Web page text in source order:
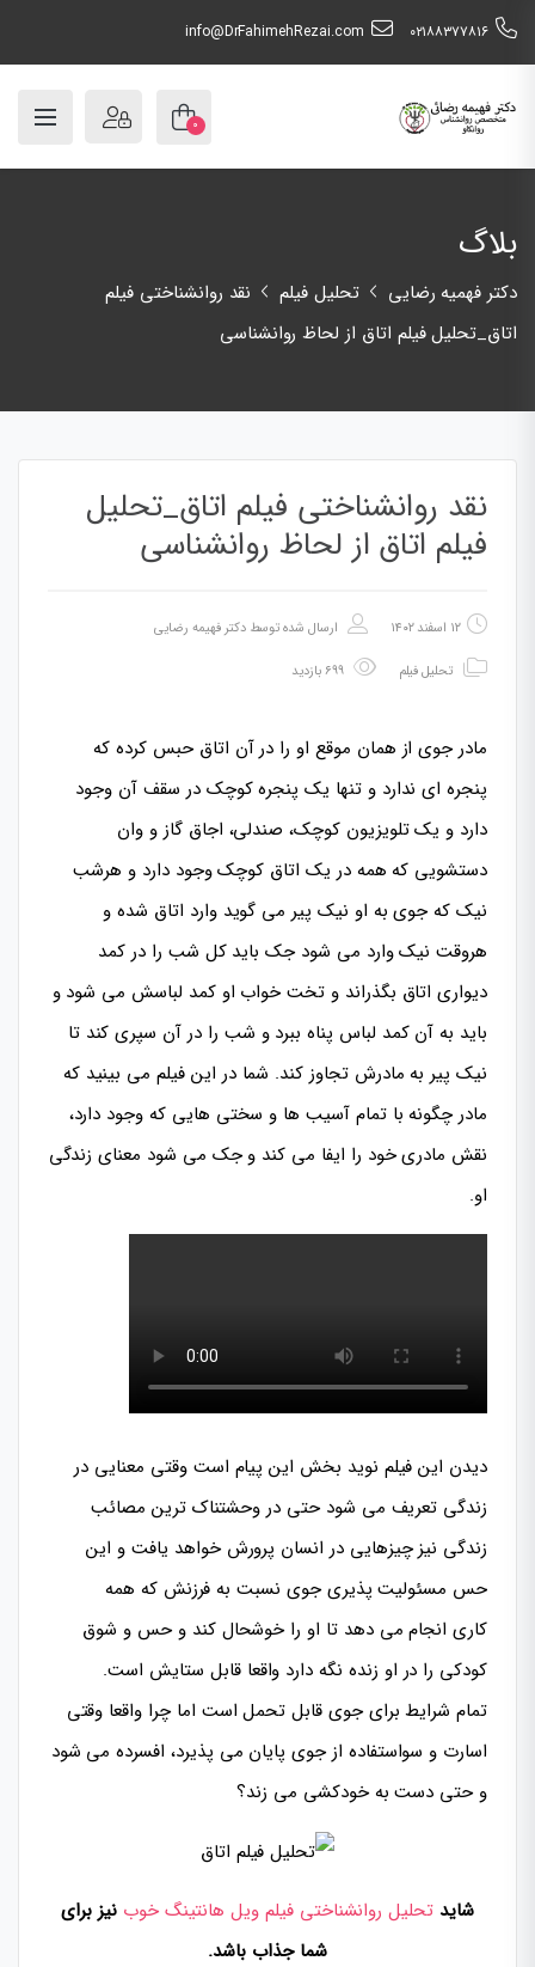
٠٢١٨٨٣٧٧٨١٦ info@DrFahimehRezai.com
۰
بلاگ
دکتر فهمیه رضایی تحلیل فیلم
نقد روانشناختی فیلم
اتاق_تحلیل فیلم اتاق از لحاظ روانشناسی
نقد روانشناختی فیلم اتاق_تحلیل
فیلم اتاق از لحاظ روانشناسی
۱۲ اسفند ۱۴۰۲ ارسال شده توسطدکتر فهیمه رضایی
تحلیل فیلم ۶۹۹ بازدید
مادر جوی از همان موقع او را در آن اتاق حبس کرده که
پنجره ای ندارد و تنها یک پنجره کوچک در سقف آن وجود
دارد و یک تلویزیون کوچک، صندلی، اجاق گاز و وان
دستشویی که همه در یک اتاق کوچک وجود دارد و هرشب
نیک که جوی به او نیک پیر می گوید وارد اتاق شده و
هروقت نیک وارد می شود جک باید کل شب را در کمد
دیواری اتاق بگذراند و تخت خواب او کمد لباسش می شود و
باید به آن کمد لباس پناه ببرد و شب را در آن سپری کند تا
نیک پیر به مادرش تجاوز کند. شما در این فیلم می بینید که
مادر چگونه با تمام آسیب ها و سختی هایی که وجود دارد،
نقش مادری خود را ایفا می کند و جک می شود معنای زندگی
او.
دیدن این فیلم نوید بخش این پیام است وقتی معنایی در
زندگی تعریف می شود حتی در وحشتناک ترین مصائب
زندگی نیز چیزهایی در انسان پرورش خواهد یافت و این
حس مسئولیت پذیری جوی نسبت به فرزنش که همه
کاری انجام می دهد تا او را خوشحال کند و حس و شوق
کودکی را در او زنده نگه دارد واقعا قابل ستایش است.
تمام شرایط برای جوی قابل تحمل است اما چرا واقعا وقتی
اسارت و سواستفاده از جوی پایان می پذیرد، افسرده می شود
و حتی دست به خودکشی می زند؟
شایدتحلیل روانشناختی فیلم ویل هانتینگ خوب نیز برای
شما جذاب باشد.